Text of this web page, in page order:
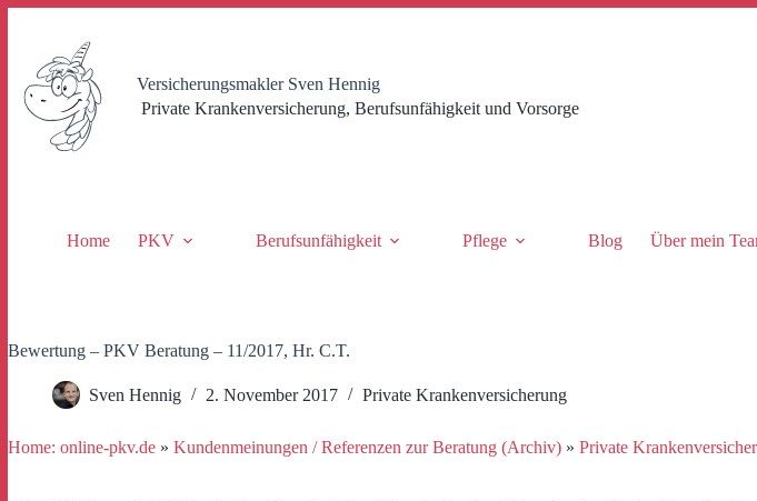
springen
Versicherungsmakler Sven Hennig
Private Krankenversicherung, Berufsunfähigkeit und Vorsorge
Home PKV Berufsunfähigkeit Pflege Blog Über mein
Bewertung – PKV Beratung – 11/2017, Hr. C.T.
Sven Hennig 2. November 2017 Private Krankenversicherung
Home: online-pkv.de » Kundenmeinungen / Referenzen zur Beratung (Archiv) » Private